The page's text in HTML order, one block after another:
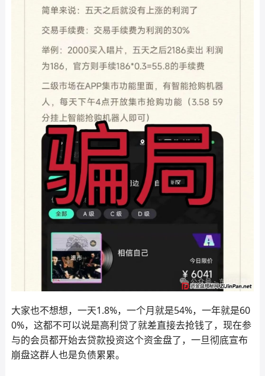
大家也不想想，一天1.8%，一个月就是54%，一年就是60
0%，这都不可以说是高利贷了就差直接去抢钱了，现在参
与的会员都开始去贷款投资这个资金盘了，一旦彻底宣布
崩盘这群人也是负债累累。